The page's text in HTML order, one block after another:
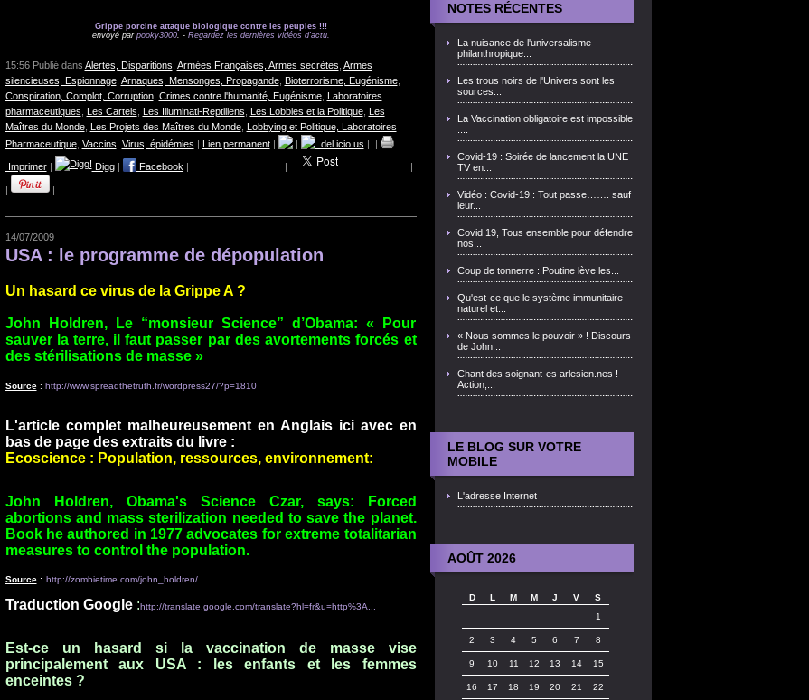
NOTES RÉCENTES
La nuisance de l'universalisme
philanthropique...
Les trous noirs de l'Univers sont les
sources...
La Vaccination obligatoire est impossible
:...
Covid-19 : Soirée de lancement la UNE
TV en...
Vidéo : Covid-19 : Tout passe……. sauf
leur...
Covid 19, Tous ensemble pour défendre
nos...
Coup de tonnerre : Poutine lève les...
Qu'est-ce que le système immunitaire
naturel et...
« Nous sommes le pouvoir » ! Discours
de John...
Chant des soignant-es arlesien.nes !
Action,...
LE BLOG SUR VOTRE
MOBILE
L'adresse Internet
AOÛT 2026
D L M M J V
S
1
2 3 4 5 6 7 8
9 10 11 12 13 14 15
16 17 18 19 20 21 22
Grippe porcine attaque biologique contre les peuples !!!
envoyé par pooky3000. - Regardez les dernières vidéos d'actu.
15:56 Publié dans Alertes, Disparitions Armées Françaises, Armes secrètes Armes
silencieuses, Espionnage, Arnaques, Mensonges, Propagande, Bioterrorisme, Eugénisme,
Conspiration, Complot, Corruption, Crimes contre l'humanité, Eugénisme, Laboratoires
pharmaceutiques Les Cartels Les Illuminati-Reptiliens Les Lobbies et la Politique, Les
Maîtres du Monde, Les Projets des Maîtres du Monde, Lobbying et Politique, Laboratoires
Pharmaceutique, Vaccins Virus, épidémies | Lien permanent| | del.icio.us | |
Imprimer| Digg| Facebook | | |
| |
14/07/2009
USA : le programme de dépopulation
Un hasard ce virus de la Grippe A ?
John Holdren, Le “monsieur Science” d’Obama: « Pour
sauver la terre, il faut passer par des avortements forcés et
des stérilisations de masse »
Source: http://www.spreadthetruth.fr/wordpress27/?p=1810
L'article complet malheureusement en Anglais ici avec en
bas de page des extraits du livre :
Ecoscience : Population, ressources, environnement:
John Holdren, Obama's Science Czar, says: Forced
abortions and mass sterilization needed to save the planet.
Book he authored in 1977 advocates for extreme totalitarian
measures to control the population.
Source: http://zombietime.com/john_holdren/
Traduction Google :http://translate.google.com/translate?hl=fr&u=http%3A...
Est-ce un hasard si la vaccination de masse vise
principalement aux USA : les enfants et les femmes
enceintes ?